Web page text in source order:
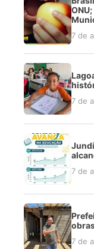
7 de
7 de
7 de
7 de